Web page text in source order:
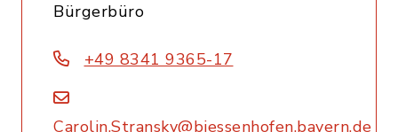
Bürgerbüro
+49 8341 9365-17
Carolin.Stransky@biessenhofen.bayern.de